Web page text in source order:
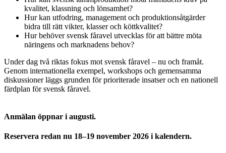
kvalitet, klassning och lönsamhet?
Hur kan utfodring, management och produktionsåtgärder
bidra till rätt vikter, klasser och köttkvalitet?
Hur behöver svensk fåravel utvecklas för att bättre möta
näringens och marknadens behov?
Under dag två riktas fokus mot svensk fåravel – nu och framåt.
Genom internationella exempel, workshops och gemensamma
diskussioner läggs grunden för prioriterade insatser och en nationell
färdplan för svensk fåravel.
Anmälan öppnar i augusti.
Reservera redan nu 18–19 november 2026 i kalendern.